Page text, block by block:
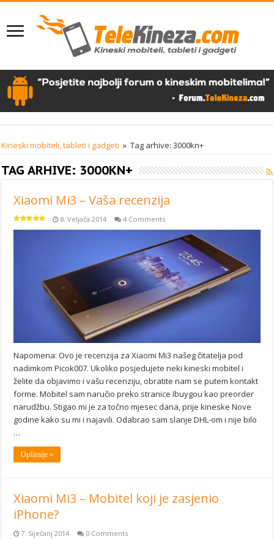
Kineski mobiteli, tableti i gadgeti » Tag arhive: 3000kn+
TAG ARHIVE: 3000KN+
Xiaomi Mi3 – Vaša recenzija
8. Veljača 2014 4 Comments
Napomena: Ovo je recenzija za Xiaomi Mi3 našeg čitatelja pod
nadimkom Picok007. Ukoliko posjedujete neki kineski mobitel i
želite da objavimo i vašu recenziju, obratite nam se putem kontakt
forme. Mobitel sam naručio preko stranice Ibuygou kao preorder
narudžbu. Stigao mi je za točno mjesec dana, prije kineske Nove
godine kako su mi i najavili. Odabrao sam slanje DHL-om i nije bilo
…
Opširnije »
Xiaomi Mi3 – Mobitel koji je zasjenio
iPhone?
7. Siječanj 2014 0 Comments